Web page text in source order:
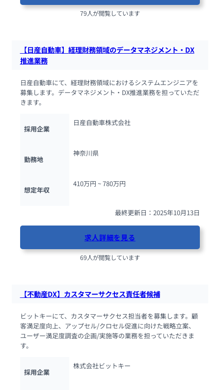
79人が閲覧しています
【日産自動車】経理財務領域のデータマネジメント・DX
推進業務
日産自動車にて、経理財務領域におけるシステムエンジニアを
募集します。データマネジメント・DX推進業務を担っていただ
きます。
採用企業
日産自動車株式会社
勤務地
神奈川県
想定年収
410万円 ~ 780万円
最終更新日：2025年10月13日
求人詳細を見る
69人が閲覧しています
【不動産DX】カスタマーサクセス責任者候補
ビットキーにて、カスタマーサクセス担当者を募集します。顧
客満足度向上、アップセル/クロセル促進に向けた戦略立案、
ユーザー満足度調査の企画/実施等の業務を担っていただきま
す。
採用企業
株式会社ビットキー